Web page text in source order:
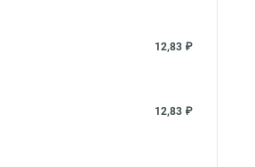
12,83 ₽
12,83 ₽